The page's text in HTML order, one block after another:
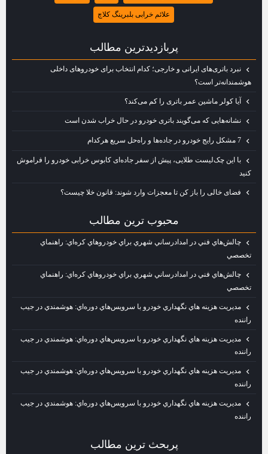
علائم خرابی بلبرینگ کلاچ
پربازديدترين مطالب
نبرد باتری‌های ایرانی و خارجی؛ کدام انتخاب برای خودروهای داخلی
هوشمندانه‌تر است؟
آیا کولر ماشین عمر باتری را کم می‌کند؟
نشانه‌هایی که می‌گویند باتری خودرو در حال خراب شدن است
7 مشکل رایج خودرو در جاده‌ها و راه‌حل سریع هرکدام
با این چک‌لیست طلایی، پیش از سفر جاده‌ای کابوس خرابی خودرو را فراموش
کنید
فضای خالی را باز کن تا معجزات وارد شوند: قانون خلا چیست؟
محبوب ترين مطالب
چالش‌هاي فني در امدادرساني شهري براي خودروهاي كره‌اي: راهنماي
تخصصي
چالش‌هاي فني در امدادرساني شهري براي خودروهاي كره‌اي: راهنماي
تخصصي
مديريت هزينه‌ هاي نگهداري خودرو با سرويس‌هاي دوره‌اي: هوشمندي در جيب
راننده
مديريت هزينه‌ هاي نگهداري خودرو با سرويس‌هاي دوره‌اي: هوشمندي در جيب
راننده
مديريت هزينه‌ هاي نگهداري خودرو با سرويس‌هاي دوره‌اي: هوشمندي در جيب
راننده
مديريت هزينه‌ هاي نگهداري خودرو با سرويس‌هاي دوره‌اي: هوشمندي در جيب
راننده
پربحث ترين مطالب